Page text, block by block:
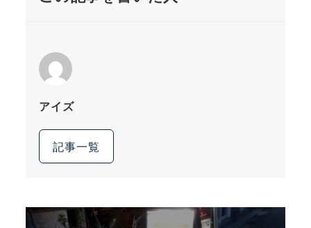
アイズ
記事一覧